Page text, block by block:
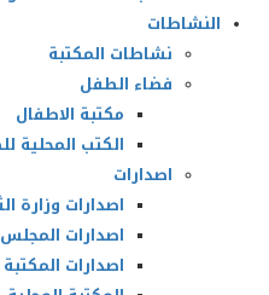
النشاطات
نشاطات المكتبة
فضاء الطفل
مكتبة الاطفال
الكتب المحلية
اصدارات
اصدارات وزارة
اصدارات المجلس
اصدارات المكتبة